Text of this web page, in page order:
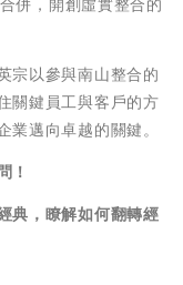
併，開創虛實整合的
宗以參與南山整合的
關鍵員工與客戶的方
邁向卓越的關鍵。
！
典，瞭解如何翻轉經